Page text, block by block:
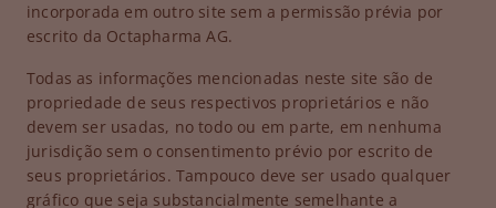
incorporada em outro site sem a permissão prévia por
escrito da Octapharma AG.
Todas as informações mencionadas neste site são de
propriedade de seus respectivos proprietários e não
devem ser usadas, no todo ou em parte, em nenhuma
jurisdição sem o consentimento prévio por escrito de
seus proprietários. Tampouco deve ser usado qualquer
gráfico que seja substancialmente semelhante a